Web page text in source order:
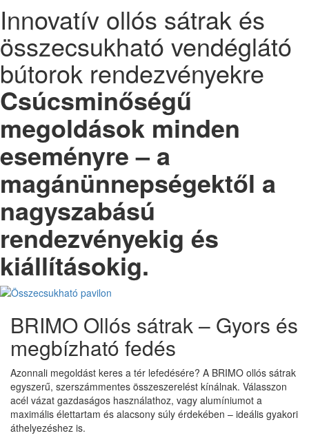
Innovatív ollós sátrak és
összecsukható vendéglátó
bútorok rendezvényekre
Csúcsminőségű
megoldások minden
eseményre – a
magánünnepségektől a
nagyszabású
rendezvényekig és
kiállításokig.
BRIMO Ollós sátrak – Gyors és
megbízható fedés
Azonnali megoldást keres a tér lefedésére? A BRIMO ollós sátrak
egyszerű, szerszámmentes összeszerelést kínálnak. Válasszon
acél vázat gazdaságos használathoz, vagy alumíniumot a
maximális élettartam és alacsony súly érdekében – ideális gyakori
áthelyezéshez is.